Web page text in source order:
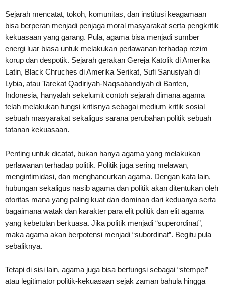
Sejarah mencatat, tokoh, komunitas, dan institusi keagamaan
bisa berperan menjadi penjaga moral masyarakat serta pengkritik
kekuasaan yang garang. Pula, agama bisa menjadi sumber
energi luar biasa untuk melakukan perlawanan terhadap rezim
korup dan despotik. Sejarah gerakan Gereja Katolik di Amerika
Latin, Black Chruches di Amerika Serikat, Sufi Sanusiyah di
Lybia, atau Tarekat Qadiriyah-Naqsabandiyah di Banten,
Indonesia, hanyalah sekelumit contoh sejarah dimana agama
telah melakukan fungsi kritisnya sebagai medium kritik sosial
sebuah masyarakat sekaligus sarana perubahan politik sebuah
tatanan kekuasaan.
Penting untuk dicatat, bukan hanya agama yang melakukan
perlawanan terhadap politik. Politik juga sering melawan,
mengintimidasi, dan menghancurkan agama. Dengan kata lain,
hubungan sekaligus nasib agama dan politik akan ditentukan oleh
otoritas mana yang paling kuat dan dominan dari keduanya serta
bagaimana watak dan karakter para elit politik dan elit agama
yang kebetulan berkuasa. Jika politik menjadi “superordinat”,
maka agama akan berpotensi menjadi “subordinat”. Begitu pula
sebaliknya.
Tetapi di sisi lain, agama juga bisa berfungsi sebagai “stempel”
atau legitimator politik-kekuasaan sejak zaman bahula hingga